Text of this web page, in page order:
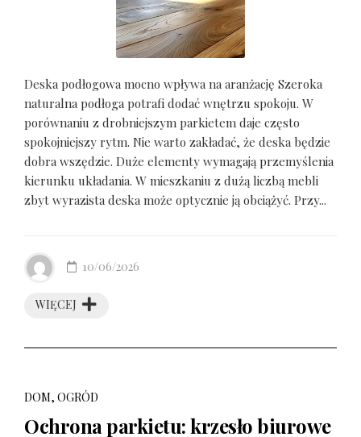
Deska podłogowa mocno wpływa na aranżację Szeroka
naturalna podłoga potrafi dodać wnętrzu spokoju. W
porównaniu z drobniejszym parkietem daje często
spokojniejszy rytm. Nie warto zakładać, że deska będzie
dobra wszędzie. Duże elementy wymagają przemyślenia
kierunku układania. W mieszkaniu z dużą liczbą mebli
zbyt wyrazista deska może optycznie ją obciążyć. Przy...
WIĘCEJ
10/06/2026
DOM, OGRÓD
Ochrona parkietu: krzesło biurowe